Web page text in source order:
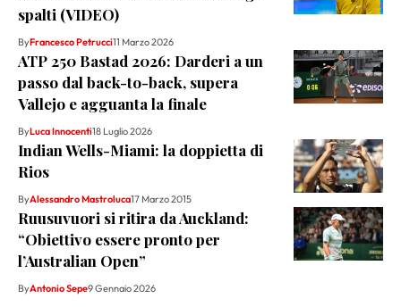
spalti (VIDEO)
ByFrancesco Petrucci11 Marzo 2026
ATP 250 Bastad 2026: Darderi a un
passo dal back-to-back, supera
Vallejo e agguanta la finale
ByLuca Innocenti18 Luglio 2026
Indian Wells-Miami: la doppietta di
Rios
ByAlessandro Mastroluca17 Marzo 2015
Ruusuvuori si ritira da Auckland:
“Obiettivo essere pronto per
l’Australian Open”
ByAntonio Sepe9 Gennaio 2026